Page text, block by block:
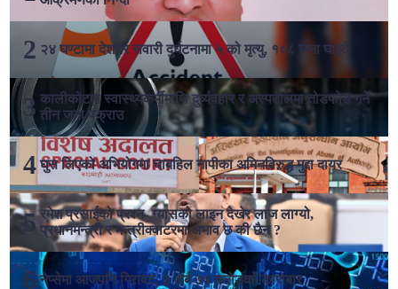
२४ घण्टामा देशभर सवारी दुर्घटनामा ५ को मृत्यु, १०८ जना घाइते
कालीकोटमा स्वास्थ्यकर्मीमाथि दुर्व्यवहार र अस्पतालमा तोडफोड गर्ने
तीन जना पक्राउ
घुस लिएको अभियोगमा चाबहिल नापीका अमिनविरुद्ध मुद्दा दायर
रमेश प्रसाईको प्रश्न- ग्यासको लाइन देखेर लाज लाग्यो,
प्रधानमन्त्री र मन्त्रीक्वाटरमा अभाव छ की छैन ?
नेप्सेमा आजपनि गिरावट, ३ अर्ब ७७ करोडको कारोबार